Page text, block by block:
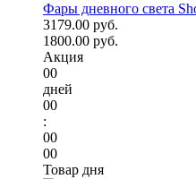
Фары дневного света
3179.00 руб.
1800.00 руб.
Акция
00
дней
00
:
00
00
Товар дня